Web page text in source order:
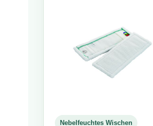
Nebelfeuchtes Wischen